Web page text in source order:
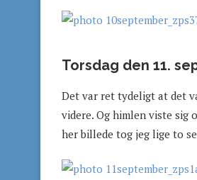
Torsdag den 11.
Det var ret tydeligt at det
videre. Og himlen viste sig
her billede tog jeg lige to